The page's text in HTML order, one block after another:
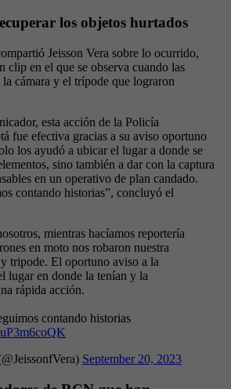
los objetos hurtados
Jeisson Vera sobre lo ocurrido,
clip en el que se observa cuando las
cámara y el trípode que lograron
esta acción de la Policía
fue efectiva gracias a su aviso oportuno
los ayudó a ubicar el lugar a donde se
sino también a dar con la captura
en un operativo de plan candado.
contando historias”, concluyó el
mientras hacíamos reportería
en moto nos robaron nuestra
tripode. El oportuno aviso a la
lugar en donde la tenían y la
rápida acción.
contando historias
September 20, 2023